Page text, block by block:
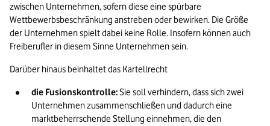
zwischen Unternehmen, sofern diese eine spürbare
Wettbewerbsbeschränkung anstreben oder bewirken. Die Größe
der Unternehmen spielt dabei keine Rolle. Insofern können auch
Freiberufler in diesem Sinne Unternehmen sein.
Darüber hinaus beinhaltet das Kartellrecht
die Fusionskontrolle: Sie soll verhindern, dass sich zwei
Unternehmen zusammenschließen und dadurch eine
marktbeherrschende Stellung einnehmen, die den